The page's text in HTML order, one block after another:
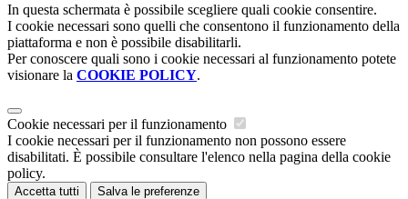
In questa schermata è possibile scegliere quali cookie consentire.
I cookie necessari sono quelli che consentono il funzionamento della
piattaforma e non è possibile disabilitarli.
Per conoscere quali sono i cookie necessari al funzionamento potete
visionare la COOKIE POLICY.
Cookie necessari per il funzionamento
I cookie necessari per il funzionamento non possono essere
disabilitati. È possibile consultare l'elenco nella pagina della cookie
policy.
Accetta tutti Salva le preferenze